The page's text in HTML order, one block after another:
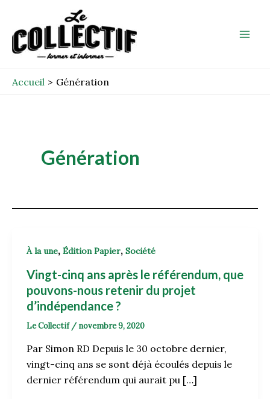
contenu
Accueil Génération
Génération
À la une, Édition Papier, Société
Vingt-cinq ans après le référendum, que
pouvons-nous retenir du projet
d’indépendance ?
Le Collectif / novembre 9, 2020
Par Simon RD Depuis le 30 octobre dernier,
vingt-cinq ans se sont déjà écoulés depuis le
dernier référendum qui aurait pu […]